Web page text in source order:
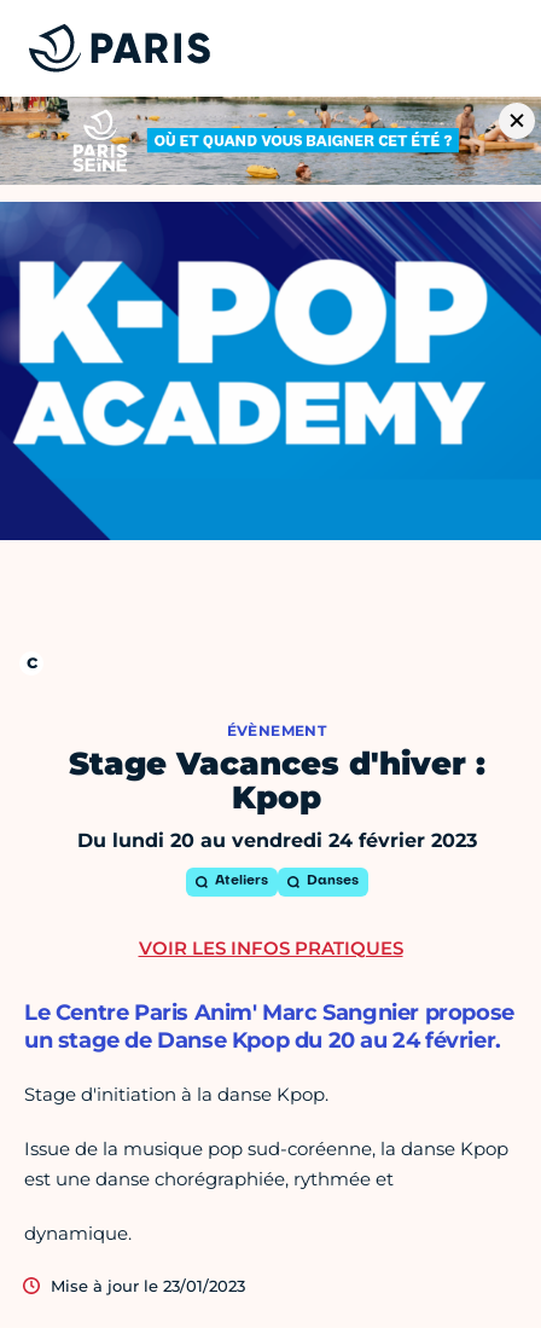
ÉVÈNEMENT
Stage Vacances d'hiver :
Kpop
Du lundi 20 au vendredi 24 février 2023
Ateliers Danses
Le Centre Paris Anim' Marc Sangnier propose
un stage de Danse Kpop du 20 au 24 février.
Stage d'initiation à la danse Kpop.
Issue de la musique pop sud-coréenne, la danse Kpop
est une danse chorégraphiée, rythmée et
dynamique.
Mise à jour le 23/01/2023
VOIR LES INFOS PRATIQUES